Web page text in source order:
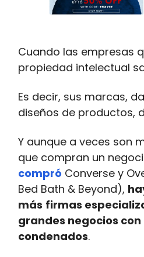
Cuando las empresas
propiedad intelectual
Es decir, sus marcas,
diseños de productos,
Y aunque a veces son
que compran un
compró Converse y
Bed Bath & Beyond),
más firmas
grandes negocios
condenados.